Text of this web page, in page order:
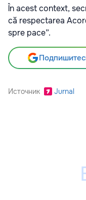
În acest context,
că respectarea
spre pace”.
Источник Jurnal